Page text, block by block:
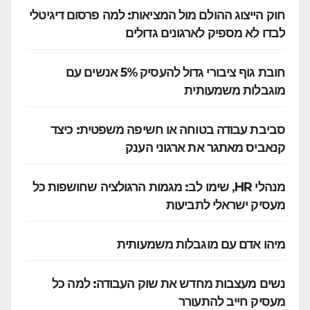
חוק הייצוג ההולם מול המציאות: למה פרסום דיגיטלי
לבדו לא מספיק לארגונים גדולים
חובת גוף ציבורי גדול להעסיק 5% אנשים עם
מוגבלות משמעותית
סביבת עבודה בטוחה או חשיפה משפטית: כיצד
קנאביס מאתגר את ארגוני הענק
מנהלי HR, שימו לב: מגמות הרגולציה שחושפות כל
מעסיק ישראלי לתביעות
מיהו אדם עם מוגבלות משמעותית
נשים מעצבות מחדש את שוק העבודה: למה כל
מעסיק חייב להתעורר